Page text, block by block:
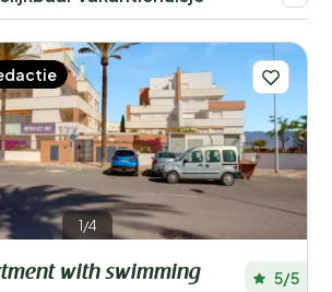
1/4
with swimming
5/5